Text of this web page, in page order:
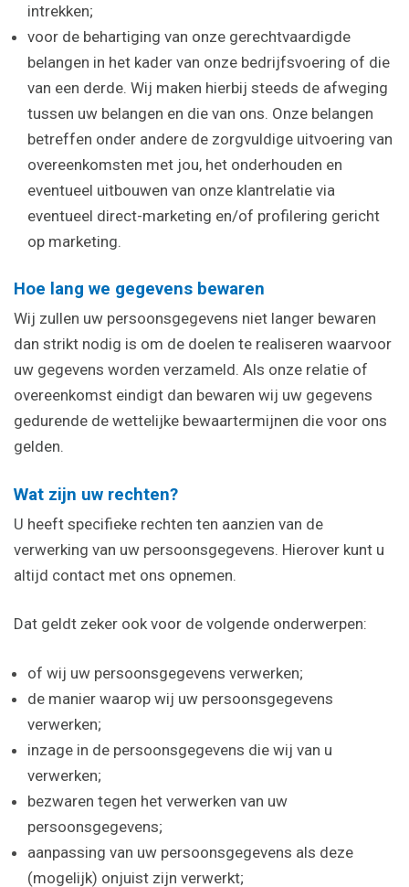
intrekken;
voor de behartiging van onze gerechtvaardigde
belangen in het kader van onze bedrijfsvoering of die
van een derde. Wij maken hierbij steeds de afweging
tussen uw belangen en die van ons. Onze belangen
betreffen onder andere de zorgvuldige uitvoering van
overeenkomsten met jou, het onderhouden en
eventueel uitbouwen van onze klantrelatie via
eventueel direct-marketing en/of profilering gericht
op marketing.
Hoe lang we gegevens bewaren
Wij zullen uw persoonsgegevens niet langer bewaren
dan strikt nodig is om de doelen te realiseren waarvoor
uw gegevens worden verzameld. Als onze relatie of
overeenkomst eindigt dan bewaren wij uw gegevens
gedurende de wettelijke bewaartermijnen die voor ons
gelden.
Wat zijn uw rechten?
U heeft specifieke rechten ten aanzien van de
verwerking van uw persoonsgegevens. Hierover kunt u
altijd contact met ons opnemen.
Dat geldt zeker ook voor de volgende onderwerpen:
of wij uw persoonsgegevens verwerken;
de manier waarop wij uw persoonsgegevens
verwerken;
inzage in de persoonsgegevens die wij van u
verwerken;
bezwaren tegen het verwerken van uw
persoonsgegevens;
aanpassing van uw persoonsgegevens als deze
(mogelijk) onjuist zijn verwerkt;